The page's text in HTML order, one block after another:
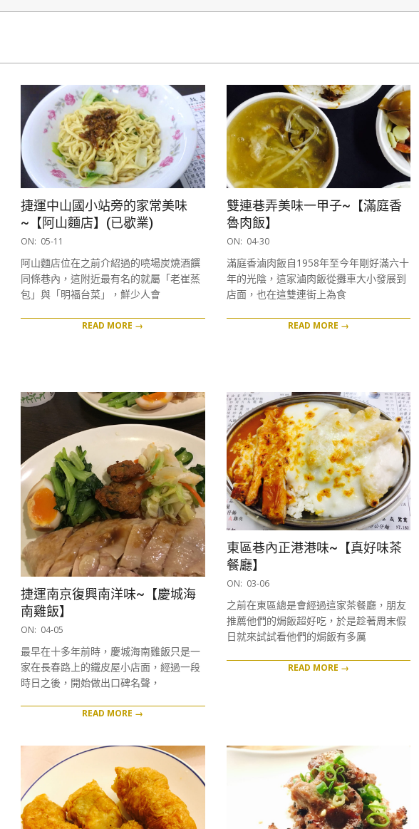
捷運中山國小站旁的家常美味
~【阿山麵店】(已歇業)
2017-
11
ON: 05-11
阿山麵店位在之前介紹過的喨場炭燒酒饌
同條巷內，這附近最有名的就屬「老崔蒸
包」與「明福台菜」，鮮少人會
READ MORE →
雙連巷弄美味一甲子~【滿庭香
魯肉飯】
2017-
30
ON: 04-30
滿庭香滷肉飯自1958年至今年剛好滿六十
年的光陰，這家滷肉飯從攤車大小發展到
店面，也在這雙連街上為食
READ MORE →
捷運南京復興南洋味~【慶城海
南雞飯】
2017-
05
ON: 04-05
最早在十多年前時，慶城海南雞飯只是一
家在長春路上的鐵皮屋小店面，經過一段
時日之後，開始做出口碑名聲，
READ MORE →
東區巷內正港港味~【真好味茶
餐廳】
2017-
06
ON: 03-06
之前在東區總是會經過這家茶餐廳，朋友
推薦他們的焗飯超好吃，於是趁著周末假
日就來試試看他們的焗飯有多厲
READ MORE →